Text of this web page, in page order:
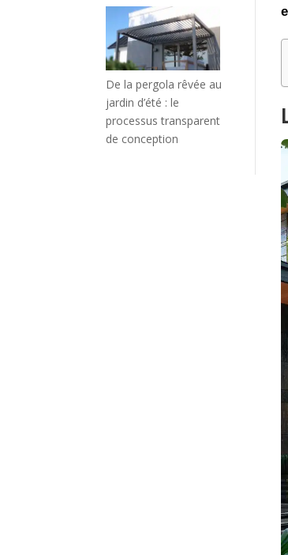
De la pergola rêvée au
jardin d’été : le
processus transparent
de conception